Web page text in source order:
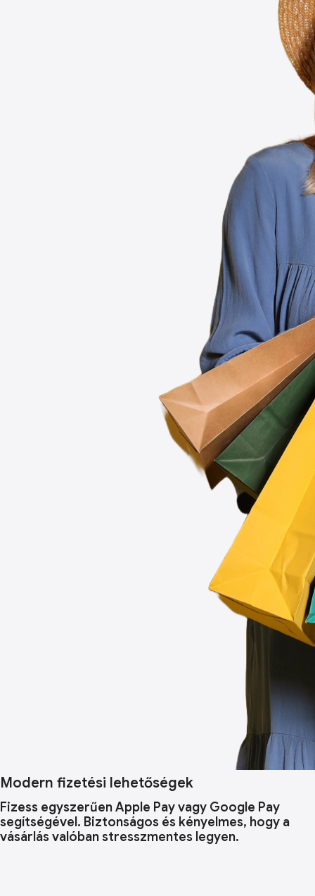
Modern fizetési lehetőségek
Fizess egyszerűen Apple Pay vagy Google Pay
segítségével. Biztonságos és kényelmes, hogy a
vásárlás valóban stresszmentes legyen.